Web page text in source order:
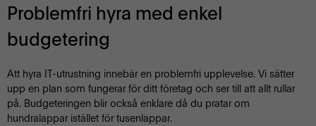
Problemfri hyra med enkel
budgetering
Att hyra IT-utrustning innebär en problemfri upplevelse. Vi sätter
upp en plan som fungerar för ditt företag och ser till att allt rullar
på. Budgeteringen blir också enklare då du pratar om
hundralappar istället för tusenlappar.